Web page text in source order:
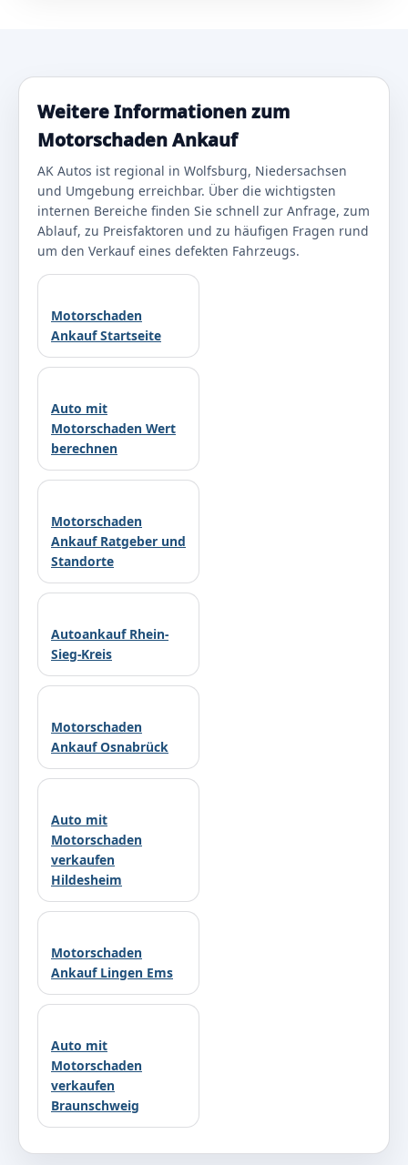
Weitere Informationen zum
Motorschaden Ankauf
AK Autos ist regional in Wolfsburg, Niedersachsen
und Umgebung erreichbar. Über die wichtigsten
internen Bereiche finden Sie schnell zur Anfrage, zum
Ablauf, zu Preisfaktoren und zu häufigen Fragen rund
um den Verkauf eines defekten Fahrzeugs.
Motorschaden
Ankauf Startseite
Auto mit
Motorschaden Wert
berechnen
Motorschaden
Ankauf Ratgeber und
Standorte
Autoankauf Rhein-
Sieg-Kreis
Motorschaden
Ankauf Osnabrück
Auto mit
Motorschaden
verkaufen
Hildesheim
Motorschaden
Ankauf Lingen Ems
Auto mit
Motorschaden
verkaufen
Braunschweig